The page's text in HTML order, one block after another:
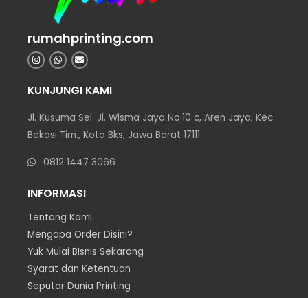
rumahprinting.com
KUNJUNGI KAMI
Jl. Kusuma Sel. Jl. Wisma Jaya No.10 c, Aren Jaya, Kec.
Bekasi Tim., Kota Bks, Jawa Barat 17111
0812 1447 3066
INFORMASI
Tentang Kami
Mengapa Order Disini?
Yuk Mulai BIsnis Sekarang
Syarat dan Ketentuan
Seputar Dunia Printing